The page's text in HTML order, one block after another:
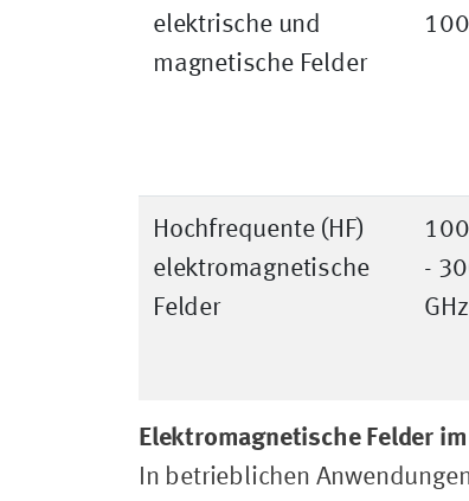
elektrische und
magnetische Felder
Hochfrequente (HF)
elektromagnetische
Felder
-
GHz
Elektromagnetische Felder
In betrieblichen